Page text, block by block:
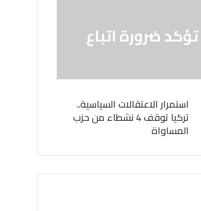
ضرورة اتباع
استمرار الاعتقالات السياسية..
تركيا توقف 4 نشطاء من حزب
المساواة